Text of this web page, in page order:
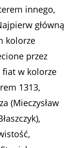
innego,
główną
kolorze
przez
fiat w kolorze
1313,
(Mieczysław